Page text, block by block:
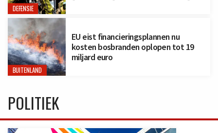
DEFENSIE
BUITENLAND
EU eist financieringsplannen nu
kosten bosbranden oplopen tot 19
miljard euro
POLITIEK